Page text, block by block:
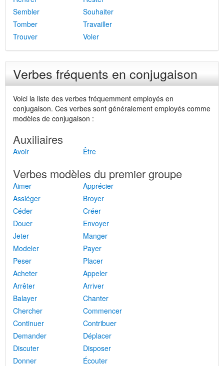
Sembler
Souhaiter
Tomber
Travailler
Trouver
Voler
Verbes fréquents en conjugaison
Voici la liste des verbes fréquemment employés en
conjugaison. Ces verbes sont généralement employés comme
modèles de conjugaison :
Auxiliaires
Avoir Être
Verbes modèles du premier groupe
Aimer
Apprécier
Assiéger
Broyer
Céder
Créer
Douer
Envoyer
Jeter
Manger
Modeler
Payer
Peser
Placer
Acheter
Appeler
Arrêter
Arriver
Balayer
Chanter
Chercher
Commencer
Continuer
Contribuer
Demander
Déplacer
Discuter
Disposer
Donner
Écouter